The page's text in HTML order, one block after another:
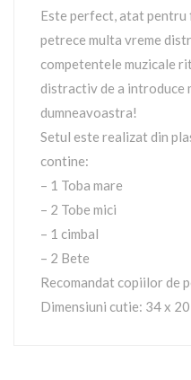
Este perfect, atat
petrece multa vreme
competentele muzicale
distractiv de a introduce
dumneavoastra!
Setul este realizat din
contine:
– 1 Toba mare
– 2 Tobe mici
– 1 cimbal
– 2 Bete
Recomandat copiilor de
Dimensiuni cutie: 34 x